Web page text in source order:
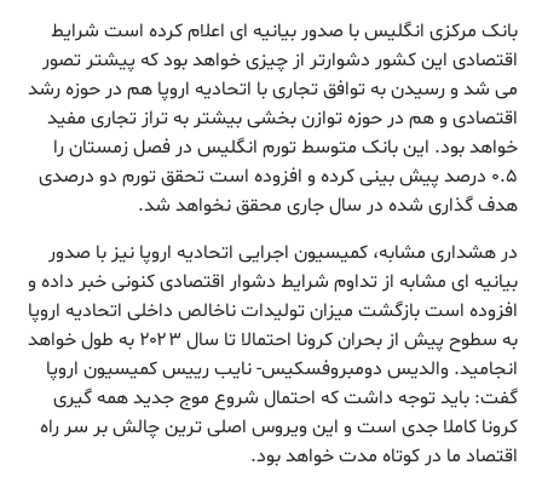
بانک مرکزی انگلیس با صدور بیانیه ای اعلام کرده است شرایط
اقتصادی این کشور دشوارتر از چیزی خواهد بود که پیشتر تصور
می شد و رسیدن به توافق تجاری با اتحادیه اروپا هم در حوزه رشد
اقتصادی و هم در حوزه توازن بخشی بیشتر به تراز تجاری مفید
خواهد بود. این بانک متوسط تورم انگلیس در فصل زمستان را
۰.۵ درصد پیش بینی کرده و افزوده است تحقق تورم دو درصدی
هدف گذاری شده در سال جاری محقق نخواهد شد.
در هشداری مشابه، کمیسیون اجرایی اتحادیه اروپا نیز با صدور
بیانیه ای مشابه از تداوم شرایط دشوار اقتصادی کنونی خبر داده و
افزوده است بازگشت میزان تولیدات ناخالص داخلی اتحادیه اروپا
به سطوح پیش از بحران کرونا احتمالا تا سال ۲۰۲۳ به طول خواهد
انجامید. والدیس دومبروفسکیس- نایب رییس کمیسیون اروپا
گفت: باید توجه داشت که احتمال شروع موج جدید همه گیری
کرونا کاملا جدی است و این ویروس اصلی ترین چالش بر سر راه
اقتصاد ما در کوتاه مدت خواهد بود.